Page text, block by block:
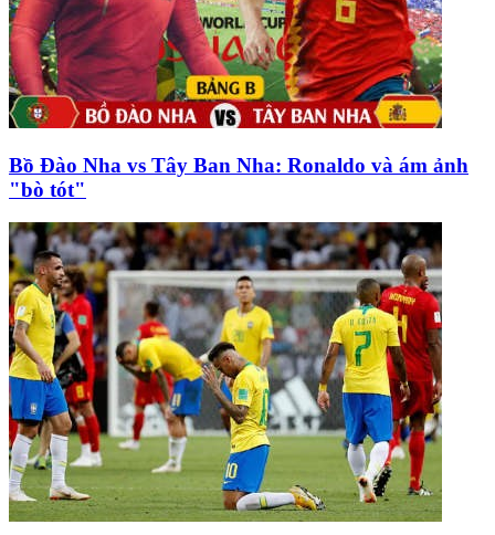
Bồ Đào Nha vs Tây Ban Nha: Ronaldo và ám ảnh
"bò tót"